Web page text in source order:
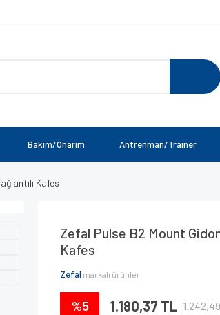
Bakım/Onarım Antrenman/Trainer
Kafes
Zefal Pulse B2 Mount
Kafes
Zefal markalı ürünler
%5 1.180,37 TL